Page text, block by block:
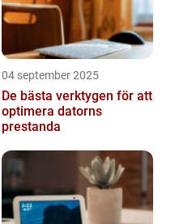
04 september 2025
De bästa verktygen för att
optimera datorns
prestanda